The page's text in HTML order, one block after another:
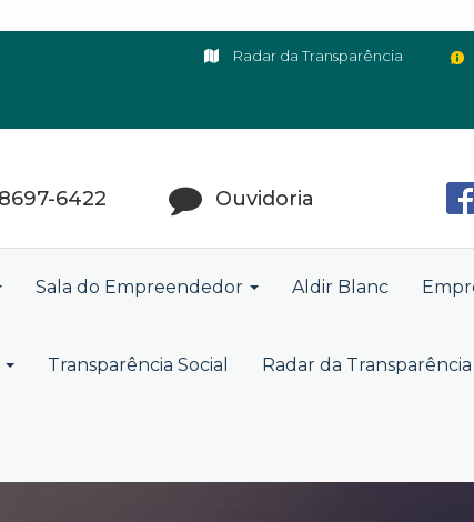
Radar da Transparência
6422 Ouvidoria
Sala do Empreendedor Aldir Blanc
Transparência Social Radar da